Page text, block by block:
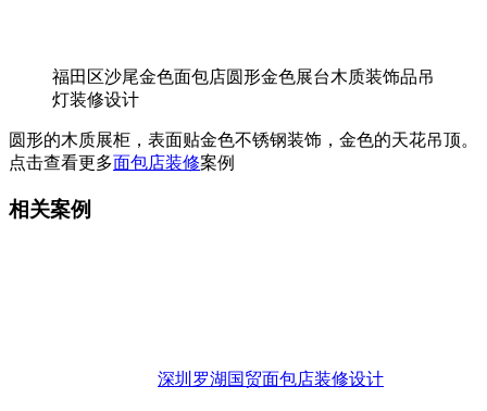
福田区沙尾金色面包店圆形金色展台木质装饰品吊
灯装修设计
圆形的木质展柜，表面贴金色不锈钢装饰，金色的天花吊顶。
点击查看更多面包店装修案例
相关案例
深圳罗湖国贸面包店装修设计